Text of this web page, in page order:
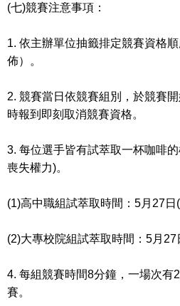
(七)競賽注意事項：
1. 依主辦單位抽籤排定競賽資格
佈）。
2. 競賽當日依競賽組別，於競賽
時報到即刻取消競賽資格。
3. 每位選手皆有試萃取一杯咖啡
喪失權力)。
(1)高中職組試萃取時間：5月27
(2)大專校院組試萃取時間：5月
4. 每組競賽時間8分鐘，一場次有
賽。